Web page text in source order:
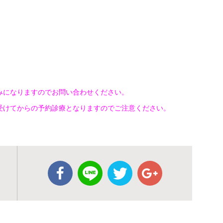
なりますのでお問い合わせください。
てからの予約診療となりますのでご注意ください。